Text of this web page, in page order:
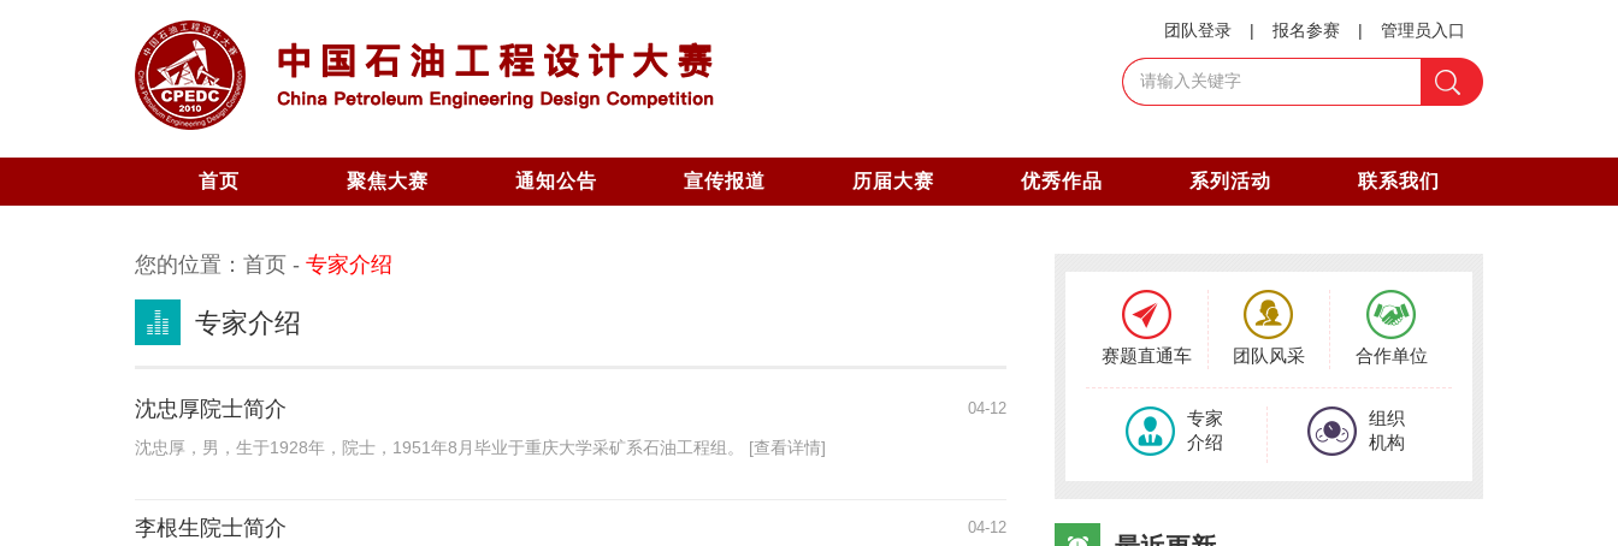
管理员入口
报名参赛 |
团队登录 |
首页 聚焦大赛
组织机构
通知公告 宣传报道 历届大赛 优秀作品 系列活动
企业人才见面会
大赛宣讲团
暑期夏令营
知识竞赛
博士论坛
联系我们
您的位置： 首页 - 专家介绍
专家介绍
沈忠厚院士简介 04-12
沈忠厚，男，生于1928年，院士，1951年8月毕业于重庆大学采矿系石油工程组。 [查看详情]
李根生院士简介 04-12
赛题直通车 团队风采 合作单位
专家
介绍
组织
机构